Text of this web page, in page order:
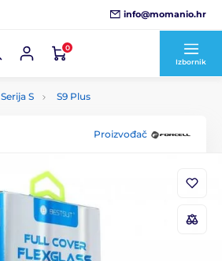
info@momanio.hr
0
Izbornik
Serija S S9 Plus
Proizvođač